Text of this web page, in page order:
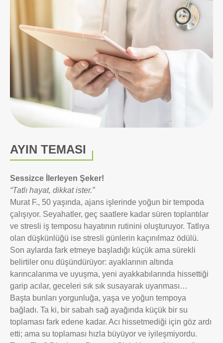
AYIN TEMASI
Sessizce İlerleyen Şeker!
“Tatlı hayat, dikkat ister.”
Murat F., 50 yaşında, ajans işlerinde yoğun bir tempoda
çalışıyor. Seyahatler, geç saatlere kadar süren toplantılar
ve stresli iş temposu hayatının rutinini oluşturuyor. Tatlıya
olan düşkünlüğü ise stresli günlerin kaçınılmaz ödülü.
Son aylarda fark etmeye başladığı küçük ama sürekli
belirtiler onu düşündürüyor: ayaklarının altında
karıncalanma ve uyuşma, yeni ayakkabılarında hissettiği
garip acılar, geceleri sık sık susayarak uyanması…
Başta bunları yorgunluğa, yaşa ve yoğun tempoya
bağladı. Ta ki, bir sabah sağ ayağında küçük bir su
toplaması fark edene kadar. Acı hissetmediği için göz ardı
etti; ama su toplaması hızla büyüyor ve iyileşmiyordu.